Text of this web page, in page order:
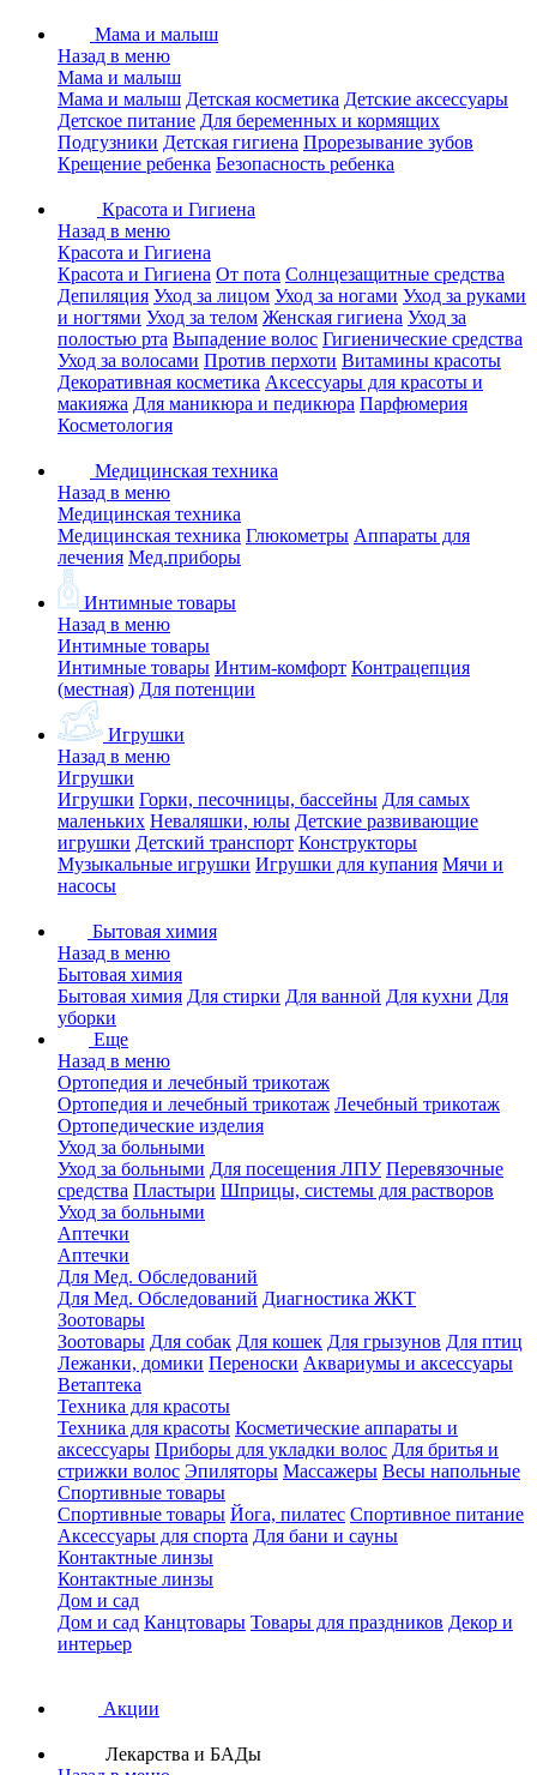
Мама и малыш
Назад в меню
Мама и малыш
Мама и малыш Детская косметика Детские аксессуары
Детское питание Для беременных и кормящих
Подгузники Детская гигиена Прорезывание зубов
Крещение ребенка Безопасность ребенка
Красота и Гигиена
Назад в меню
Красота и Гигиена
Красота и Гигиена От пота Солнцезащитные средства
Депиляция Уход за лицом Уход за ногами Уход за руками
и ногтями Уход за телом Женская гигиена Уход за
полостью рта Выпадение волос Гигиенические средства
Уход за волосами Против перхоти Витамины красоты
Декоративная косметика Аксессуары для красоты и
макияжа Для маникюра и педикюра Парфюмерия
Косметология
Медицинская техника
Назад в меню
Медицинская техника
Медицинская техника Глюкометры Аппараты для
лечения Мед.приборы
Интимные товары
Назад в меню
Интимные товары
Интимные товары Интим-комфорт Контрацепция
(местная) Для потенции
Игрушки
Назад в меню
Игрушки
Игрушки Горки, песочницы, бассейны Для самых
маленьких Неваляшки, юлы Детские развивающие
игрушки Детский транспорт Конструкторы
Музыкальные игрушки Игрушки для купания Мячи и
насосы
Бытовая химия
Назад в меню
Бытовая химия
Бытовая химия Для стирки Для ванной Для кухни Для
уборки
Еще
Назад в меню
Ортопедия и лечебный трикотаж
Ортопедия и лечебный трикотаж Лечебный трикотаж
Ортопедические изделия
Уход за больными
Уход за больными Для посещения ЛПУ Перевязочные
средства Пластыри Шприцы, системы для растворов
Уход за больными
Аптечки
Аптечки
Для Мед. Обследований
Для Мед. Обследований Диагностика ЖКТ
Зоотовары
Зоотовары Для собак Для кошек Для грызунов Для птиц
Лежанки, домики Переноски Аквариумы и аксессуары
Ветаптека
Техника для красоты
Техника для красоты Косметические аппараты и
аксессуары Приборы для укладки волос Для бритья и
стрижки волос Эпиляторы Массажеры Весы напольные
Спортивные товары
Спортивные товары Йога, пилатес Спортивное питание
Аксессуары для спорта Для бани и сауны
Контактные линзы
Контактные линзы
Дом и сад
Дом и сад Канцтовары Товары для праздников Декор и
интерьер
Акции
Лекарства и БАДы